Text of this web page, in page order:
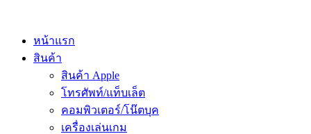
หน้าแรก
สินค้า
สินค้า Apple
โทรศัพท์/แท็บเล็ต
คอมพิวเตอร์/โน๊ตบุค
เครื่องเล่นเกม